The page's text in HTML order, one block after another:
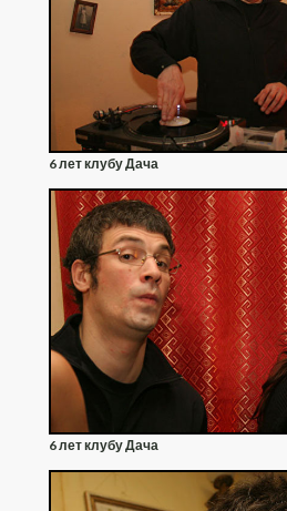
6 лет клубу Дача
6 лет клубу Дача